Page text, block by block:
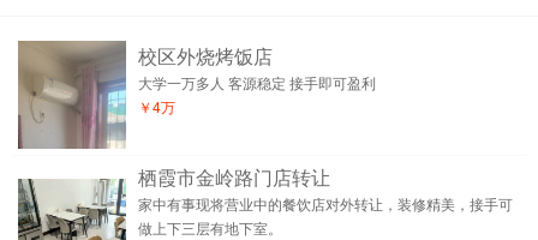
校区外烧烤饭店
大学一万多人 客源稳定 接手即可盈利
￥4万
栖霞市金岭路门店转让
家中有事现将营业中的餐饮店对外转让，装修精美，接手可
做上下三层有地下室。